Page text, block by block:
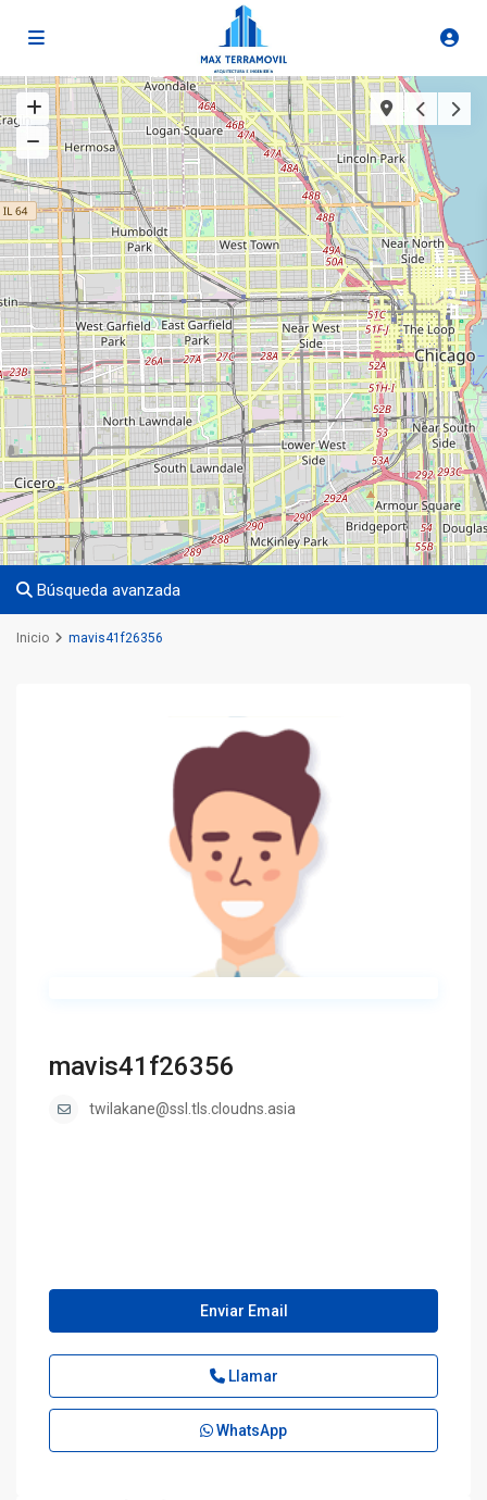
Búsqueda avanzada
Inicio mavis41f26356
mavis41f26356
twilakane@ssl.tls.cloudns.asia
Enviar Email
Llamar
WhatsApp